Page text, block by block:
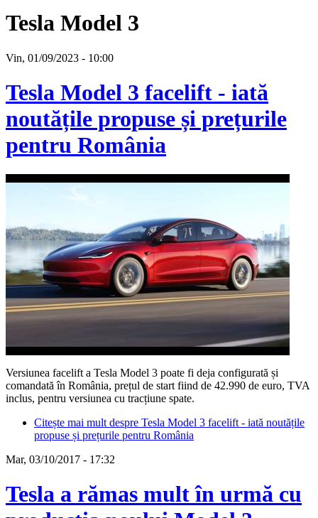
Tesla Model 3
Vin, 01/09/2023 - 10:00
Tesla Model 3 facelift - iată
noutățile propuse și prețurile
pentru România
Versiunea facelift a Tesla Model 3 poate fi deja configurată și
comandată în România, prețul de start fiind de 42.990 de euro, TVA
inclus, pentru versiunea cu tracțiune spate.
Citește mai mult despre Tesla Model 3 facelift - iată noutățile
propuse și prețurile pentru România
Mar, 03/10/2017 - 17:32
Tesla a rămas mult în urmă cu